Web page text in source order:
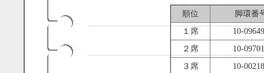
順位
脚環番
１席
10-
２席
10-
３席
10-